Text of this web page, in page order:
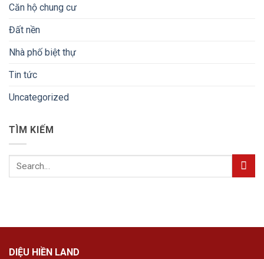
Căn hộ chung cư
Đất nền
Nhà phố biệt thự
Tin tức
Uncategorized
TÌM KIẾM
DIỆU HIỀN LAND